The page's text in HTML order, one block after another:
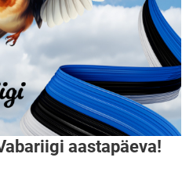
aastapäeva!